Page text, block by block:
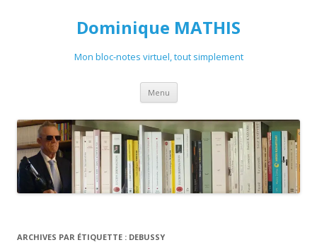
Dominique MATHIS
Mon bloc-notes virtuel, tout simplement
Menu Aller
contenu
ARCHIVES PAR ÉTIQUETTE : DEBUSSY